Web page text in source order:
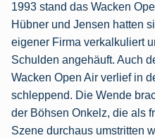
1993 stand das Wacken
Hübner und Jensen hatten
eigener Firma verkalkuliert
Schulden angehäuft. Auch
Wacken Open Air verlief in
schleppend. Die Wende
der Böhsen Onkelz, die als
Szene durchaus umstritten